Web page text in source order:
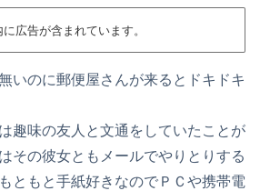
広告が含まれています。
いのに郵便屋さんが来るとドキドキ
趣味の友人と文通をしていたことが
その彼女ともメールでやりとりする
ともと手紙好きなのでＰＣや携帯電